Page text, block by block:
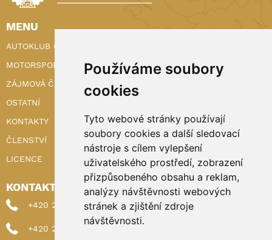
Používáme soubory
cookies
Tyto webové stránky používají
soubory cookies a další sledovací
nástroje s cílem vylepšení
uživatelského prostředí, zobrazení
přizpůsobeného obsahu a reklam,
analýzy návštěvnosti webových
stránek a zjištění zdroje
návštěvnosti.
MENU
AUTOKLUB ČR
MOTORSPORT
ZÁJMOVÁ ČINNOST
OSTATNÍ
KONTAKTY
ČLENSTVÍ
LICENCE
KONTAKTY
+420 222 898 224 (sekretariat)
+420 222 898 221 (členství)